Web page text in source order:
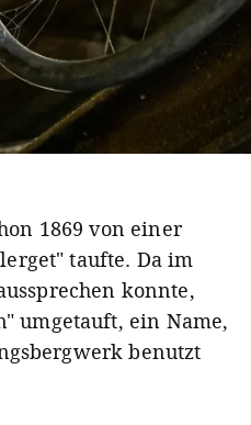
1869 von einer
taufte. Da im
konnte,
umgetauft, ein Name,
benutzt